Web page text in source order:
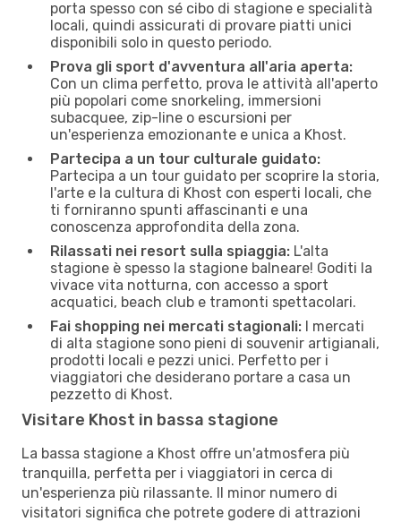
porta spesso con sé cibo di stagione e specialità
locali, quindi assicurati di provare piatti unici
disponibili solo in questo periodo.
Prova gli sport d'avventura all'aria aperta:
Con un clima perfetto, prova le attività all'aperto
più popolari come snorkeling, immersioni
subacquee, zip-line o escursioni per
un'esperienza emozionante e unica a Khost.
Partecipa a un tour culturale guidato:
Partecipa a un tour guidato per scoprire la storia,
l'arte e la cultura di Khost con esperti locali, che
ti forniranno spunti affascinanti e una
conoscenza approfondita della zona.
Rilassati nei resort sulla spiaggia: L'alta
stagione è spesso la stagione balneare! Goditi la
vivace vita notturna, con accesso a sport
acquatici, beach club e tramonti spettacolari.
Fai shopping nei mercati stagionali: I mercati
di alta stagione sono pieni di souvenir artigianali,
prodotti locali e pezzi unici. Perfetto per i
viaggiatori che desiderano portare a casa un
pezzetto di Khost.
Visitare Khost in bassa stagione
La bassa stagione a Khost offre un'atmosfera più
tranquilla, perfetta per i viaggiatori in cerca di
un'esperienza più rilassante. Il minor numero di
visitatori significa che potrete godere di attrazioni